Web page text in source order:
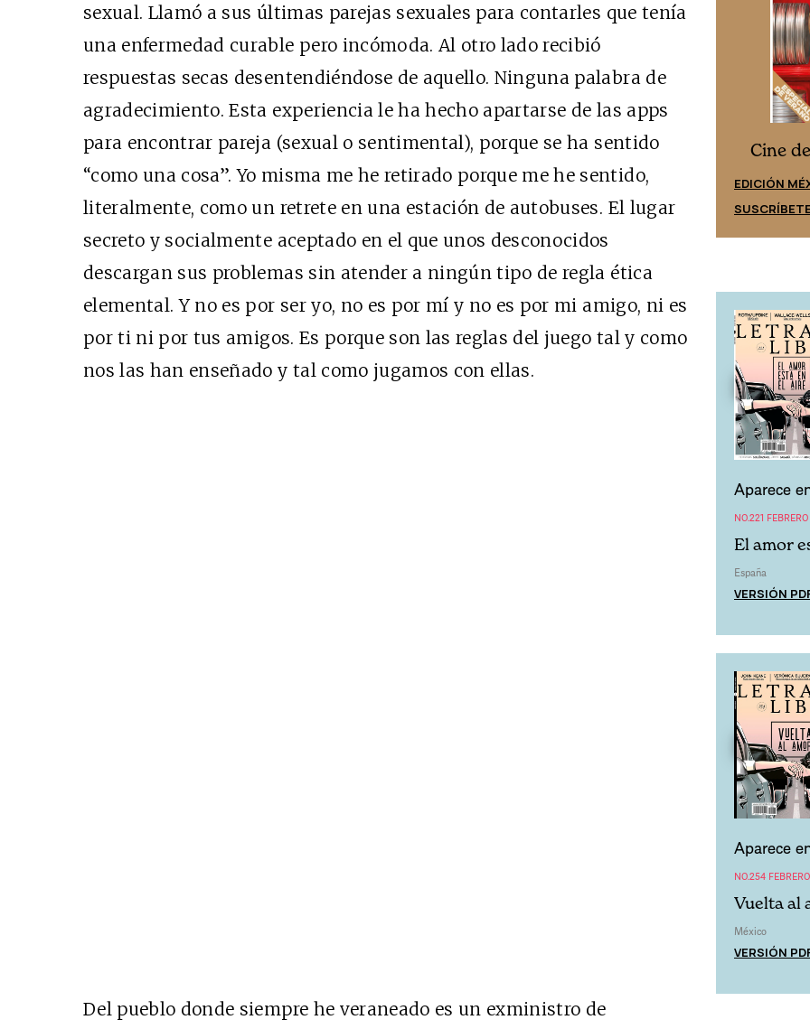
sexual. Llamó a sus últimas parejas sexuales para contarles que tenía
una enfermedad curable pero incómoda. Al otro lado recibió
respuestas secas desentendiéndose de aquello. Ninguna palabra de
agradecimiento. Esta experiencia le ha hecho apartarse de las apps
para encontrar pareja (sexual o sentimental), porque se ha sentido
“como una cosa”. Yo misma me he retirado porque me he sentido,
literalmente, como un retrete en una estación de autobuses. El lugar
secreto y socialmente aceptado en el que unos desconocidos
descargan sus problemas sin atender a ningún tipo de regla ética
elemental. Y no es por ser yo, no es por mí y no es por mi amigo, ni es
por ti ni por tus amigos. Es porque son las reglas del juego tal y como
nos las han enseñado y tal como jugamos con ellas.
Del pueblo donde siempre he veraneado es un exministro de
Cine desde los márgenes
EDICIÓN MÉXICO
SUSCRÍBETE
Cine desde los márgenes
EDICIÓN ESPAÑA
SUSCRÍBETE
Cine
EDICIÓN
Aparece
NO.221
El amor
España
VERSIÓN
Aparece
NO.254
Vuelta al
México
VERSIÓN